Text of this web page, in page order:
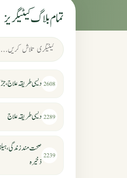
تمام بلاگ کیٹیگریز
2608 دیسی طریقہ علاج،
2289 دیسی طریقہ علاج
2239
صحت مند زندگی،
ذخیرہ